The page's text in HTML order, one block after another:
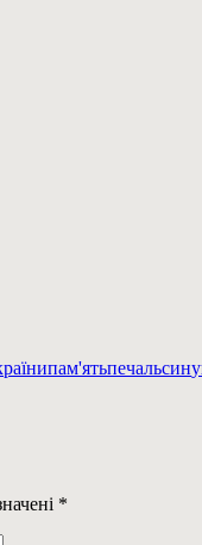
пам'ятьпечальсин
*